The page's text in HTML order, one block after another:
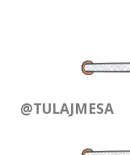
@TULAJMESA